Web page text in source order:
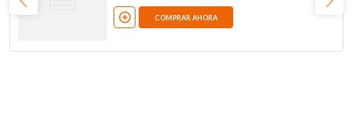
COMPRAR AHORA